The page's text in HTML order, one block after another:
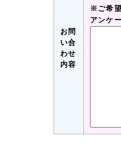
お問
い合
わせ
内容
※ご希
アンケ